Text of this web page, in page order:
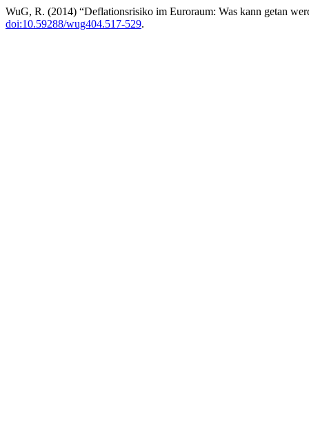
WuG, R. (2014) “Deflationsrisiko im Euroraum: Was kann getan
doi:10.59288/wug404.517-529.